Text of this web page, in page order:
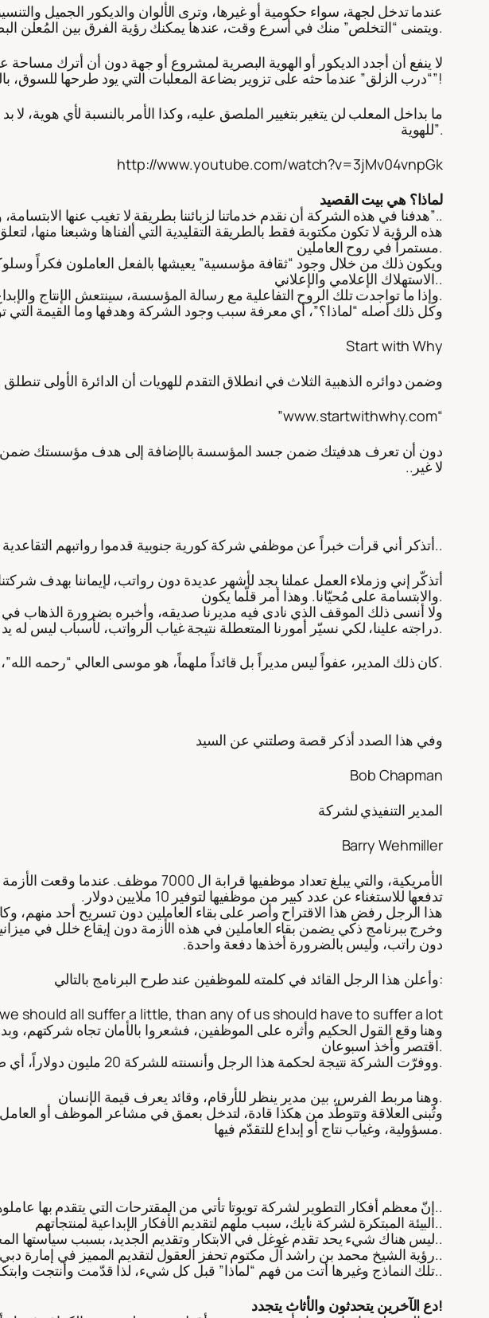
عندما تدخل لجهة، سواء حكومية أو غيرها، وترى الألوان والديكور الجميل
ويتمنى “التخلص” منك في أسرع وقت، عندها يمكنك رؤية الفرق بين المُعلن البصري والتفاعل الواقعي، وهذا هو شيزوفرينيا الهوية في إحدى صورها وأبرزها وأوضحها.
لا ينفع أن أجدد الديكور أو الهوية البصرية لمشروع أو جهة دون أن أترك
“درب الزلق” عندما حثه على تزوير بضاعة المعلبات التي يود طرحها للسوق، بالقول “إنت شيل صورة كلب، حط صورة خروف”!
ما بداخل المعلب لن يتغير بتغيير الملصق عليه، وكذا الأمر بالنسبة لأي هوية، لا
للهوية”.
http://www.youtube.com/watch?v=3jMv04vnpGk
لماذا؟ هي بيت القصيد
“هدفنا في هذه الشركة أن نقدم خدماتنا لزبائننا بطريقة لا تغيب عنها الابتسامة، ولا يخرج الزبون إلا وتركنا في ذاكرته أثراً لا يُنسى، هي طيبتنا معه وتعاوننا المرن”..
هذه الرؤية لا تكون مكتوبة فقط بالطريقة التقليدية التي ألفناها وشبعنا
مستمراً في روح العاملين.
ويكون ذلك من خلال وجود “ثقافة مؤسسية” يعيشها بالفعل العاملون فكراً
الاستهلاك الإعلامي والإعلاني..
وإذا ما تواجدت تلك الروح التفاعلية مع رسالة المؤسسة، سينتعش الإنتاج والإبداع، وبالتالي تتقدم المؤسسة، وتكبر بفعل تلك الروح.
وكل ذلك أصله “لماذا؟”، أي معرفة سبب وجود الشركة وهدفها وما القيمة التي
Start with Why
وضمن دوائره الذهبية الثلاث في انطلاق التقدم للهويات أن الدائرة الأولى
“www.startwithwhy.com”
دون أن تعرف هدفيتك ضمن جسد المؤسسة بالإضافة إلى هدف مؤسستك ضمن
لا غير..
أتذكر أني قرأت خبراً عن موظفي شركة كورية جنوبية قدموا رواتبهم التقاعدية لأجل إنقاذ شركتهم من الإفلاس ونجحوا في ذلك..
أتذكّر إني وزملاء العمل عملنا بجد لأشهر عديدة دون رواتب، لإيماننا بهدف
والابتسامة على مُحيّانا. وهذا أمر قلّما يكون.
ولا أنسى ذلك الموقف الذي نادى فيه مديرنا صديقه، وأخبره بضرورة الذهاب في
دراجته علينا، لكي نسيّر أمورنا المتعطلة نتيجة غياب الرواتب، لأسباب ليس له يد فيها.
كان ذلك المدير، عفواً ليس مديراً بل قائداً ملهماً، هو موسى العالي “رحمه الله”، المدير الإبداعي لإحدى شركات الإبداع التسويقي في البحرين.
وفي هذا الصدد أذكر قصة وصلتني عن السيد
Bob Chapman
المدير التنفيذي لشركة
Barry Wehmiller
تدفعها للاستغناء عن عدد كبير من موظفيها لتوفير 10 ملايين دولار.
هذا الرجل رفض هذا الاقتراح وأصر على بقاء العاملين دون تسريح أحد
دون راتب، وليس بالضرورة أخذها دفعة واحدة.
وأعلن هذا الرجل القائد في كلمته للموظفين عند طرح البرنامج بالتالي:
should all suffer a little, than any of us should have to suffer a lot
اقتصر وأخذ اسبوعان.
ووفرّت الشركة نتيجة لحكمة هذا الرجل وأنسنته للشركة 20 مليون دولاراً، أي ضعف الرقم المستهدف، ومن غير تسريح أي شخص البتّة.
وهنا مربط الفرس، بين مدير ينظر للأرقام، وقائد يعرف قيمة الإنسان.
وتُبنى العلاقة وتتوطّد من هكذا قادة، لتدخل بعمق في مشاعر الموظف أو
مسؤولية، وغياب نتاج أو إبداع للتقدّم فيها.
إنّ معظم أفكار التطوير لشركة تويوتا تأتي من المقترحات التي يتقدم بها عاملوها..
البيئة المبتكرة لشركة نايك، سبب ملهم لتقديم الأفكار الإبداعية لمنتجاتهم..
ليس هناك شيء يحد تقدم غوغل في الابتكار وتقديم الجديد، بسبب سياستها المحفزة لموظفيها..
رؤية الشيخ محمد بن راشد آل مكتوم تحفز العقول لتقديم المميز في إمارة دبي دوماً، وذلك من خلال مبادرات عدّة أشرف عليها شخصياً، لضمان الظفر بشيء ملموس وعملي..
تلك النماذج وغيرها أتت من فهم “لماذا” قبل كل شيء، لذا قدّمت وأنتجت وابتكرت، وغيّرت..
دع الآخرين يتحدثون والأثاث يتجدد!